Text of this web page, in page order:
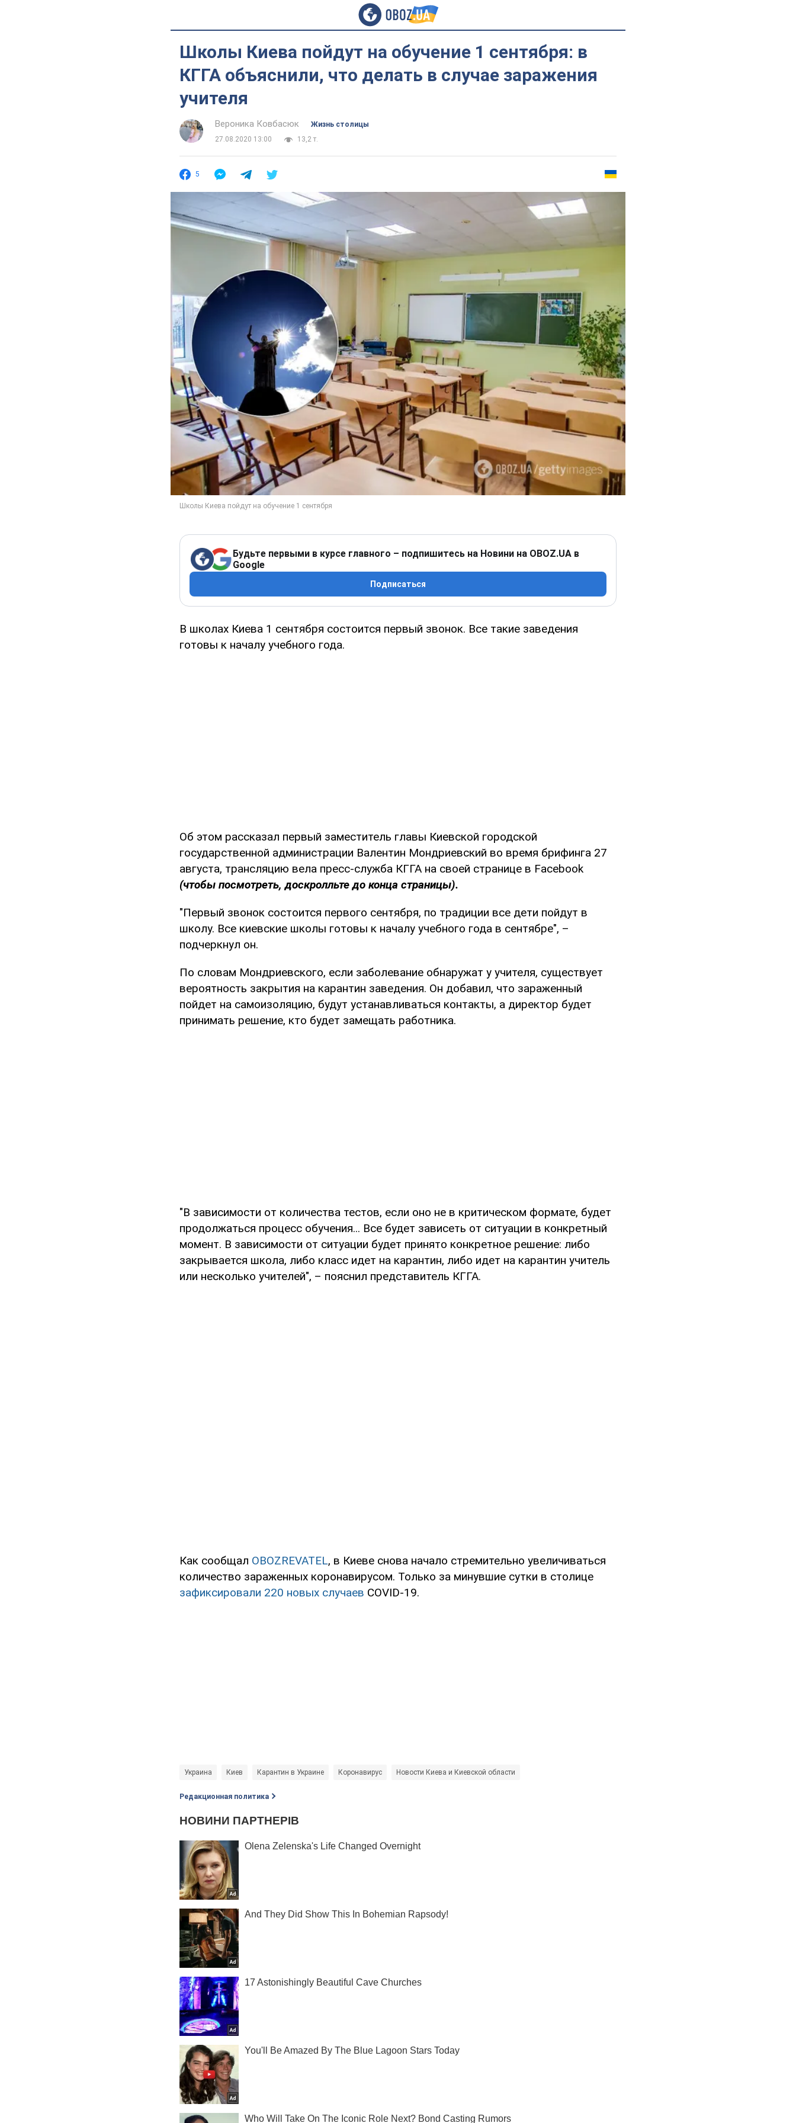
Школы Киева пойдут на обучение 1 сентября: в
КГГА объяснили, что делать в случае заражения
учителя
Вероника Ковбасюк
Жизнь столицы
27.08.2020 13:00
13,2 т.
5
Будьте первыми в курсе главного – подпишитесь на Новини на OBOZ.UA в
Google
Подписаться
В школах Киева 1 сентября состоится первый звонок. Все такие заведения
готовы к началу учебного года.
Об этом рассказал первый заместитель главы Киевской городской
государственной администрации Валентин Мондриевский во время брифинга 27
августа, трансляцию вела пресс-служба КГГА на своей странице в Facebook
(чтобы посмотреть, доскролльте до конца страницы).
"Первый звонок состоится первого сентября, по традиции все дети пойдут в
школу. Все киевские школы готовы к началу учебного года в сентябре", –
подчеркнул он.
По словам Мондриевского, если заболевание обнаружат у учителя, существует
вероятность закрытия на карантин заведения. Он добавил, что зараженный
пойдет на самоизоляцию, будут устанавливаться контакты, а директор будет
принимать решение, кто будет замещать работника.
"В зависимости от количества тестов, если оно не в критическом формате, будет
продолжаться процесс обучения... Все будет зависеть от ситуации в конкретный
момент. В зависимости от ситуации будет принято конкретное решение: либо
закрывается школа, либо класс идет на карантин, либо идет на карантин учитель
или несколько учителей", – пояснил представитель КГГА.
Как сообщал OBOZREVATEL, в Киеве снова начало стремительно увеличиваться
количество зараженных коронавирусом. Только за минувшие сутки в столице
зафиксировали 220 новых случаев COVID-19.
Украина Киев Карантин в Украине Коронавирус Новости Киева и Киевской области
Редакционная политика